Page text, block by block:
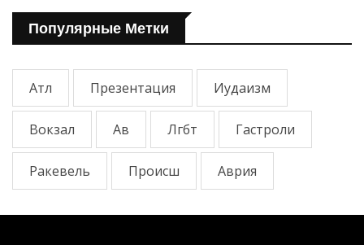
Популярные Метки
Атл Презентация Иудаизм
Вокзал Ав Лгбт Гастроли
Ракевель Происш Аврия